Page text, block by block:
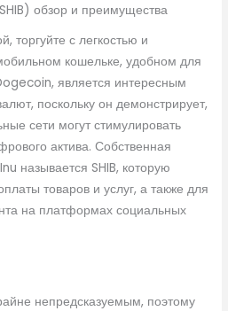
обзор и преимущества
торгуйте с легкостью и
кошельке, удобном для
является интересным
поскольку он демонстрирует,
сети могут стимулировать
актива. Собственная
называется SHIB, которую
товаров и услуг, а также для
на платформах социальных
непредсказуемым, поэтому